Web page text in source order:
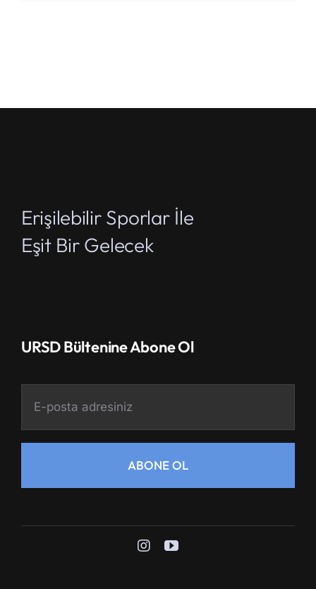
Erişilebilir Sporlar İle
Eşit Bir Gelecek
URSD Bültenine Abone Ol
ABONE OL